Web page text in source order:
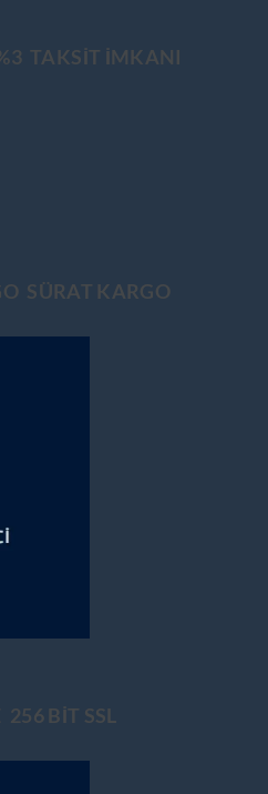
TAKSIT IMKANI
SÜRAT KARGO
256 BİT SSL